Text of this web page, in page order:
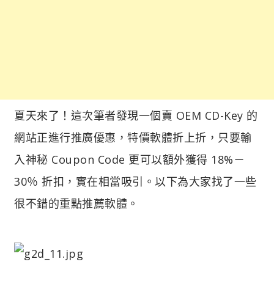
夏天來了！這次筆者發現一個賣 OEM CD-Key 的
網站正進行推廣優惠，特價軟體折上折，只要輸
入神秘 Coupon Code 更可以額外獲得 18%－
30％ 折扣，實在相當吸引。以下為大家找了一些
很不錯的重點推薦軟體。